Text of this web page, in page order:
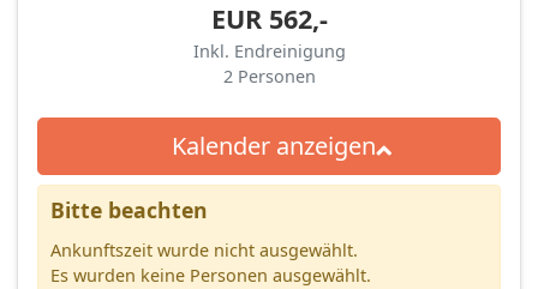
EUR 562,-
Inkl. Endreinigung
2 Personen
Kalender anzeigen
Bitte beachten
Ankunftszeit wurde nicht ausgewählt.
Es wurden keine Personen ausgewählt.